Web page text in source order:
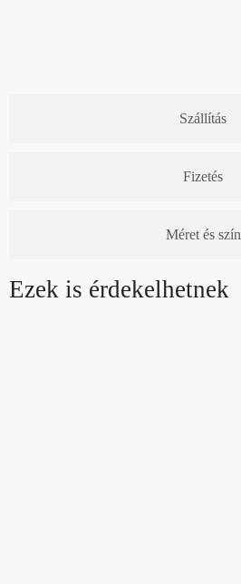
Szállítás
Fizetés
Méret és szín
Ezek is érdekelhetnek